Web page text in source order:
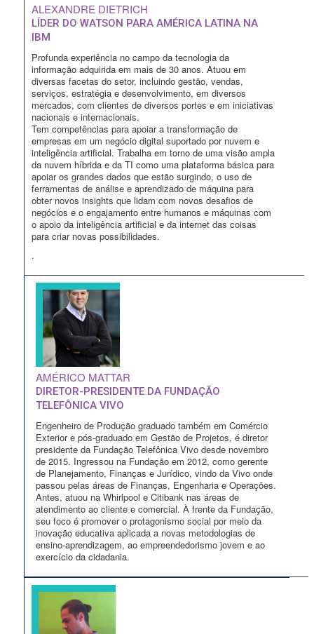
ALEXANDRE DIETRICH
LÍDER DO WATSON PARA AMÉRICA LATINA NA
IBM
Profunda experiência no campo da tecnologia da
informação adquirida em mais de 30 anos. Atuou em
diversas facetas do setor, incluindo gestão, vendas,
serviços, estratégia e desenvolvimento, em diversos
mercados, com clientes de diversos portes e em iniciativas
nacionais e internacionais.
Tem competências para apoiar a transformação de
empresas em um negócio digital suportado por nuvem e
inteligência artificial. Trabalha em torno de uma visão ampla
da nuvem híbrida e da TI como uma plataforma básica para
apoiar os grandes dados que estão surgindo, o uso de
ferramentas de análise e aprendizado de máquina para
obter novos insights que lidam com novos desafios de
negócios e o engajamento entre humanos e máquinas com
o apoio da inteligência artificial e da internet das coisas
para criar novas possibilidades.
.
AMÉRICO MATTAR
DIRETOR-PRESIDENTE DA FUNDAÇÃO
TELEFÔNICA VIVO
Engenheiro de Produção graduado também em Comércio
Exterior e pós-graduado em Gestão de Projetos, é diretor
presidente da Fundação Telefônica Vivo desde novembro
de 2015. Ingressou na Fundação em 2012, como gerente
de Planejamento, Finanças e Jurídico, vindo da Vivo onde
passou pelas áreas de Finanças, Engenharia e Operações.
Antes, atuou na Whirlpool e Citibank nas áreas de
atendimento ao cliente e comercial. À frente da Fundação,
seu foco é promover o protagonismo social por meio da
inovação educativa aplicada a novas metodologias de
ensino-aprendizagem, ao empreendedorismo jovem e ao
exercício da cidadania.